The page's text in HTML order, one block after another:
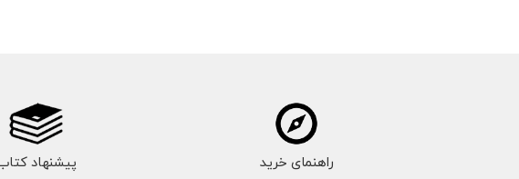
راهنمای خرید پیشنهاد